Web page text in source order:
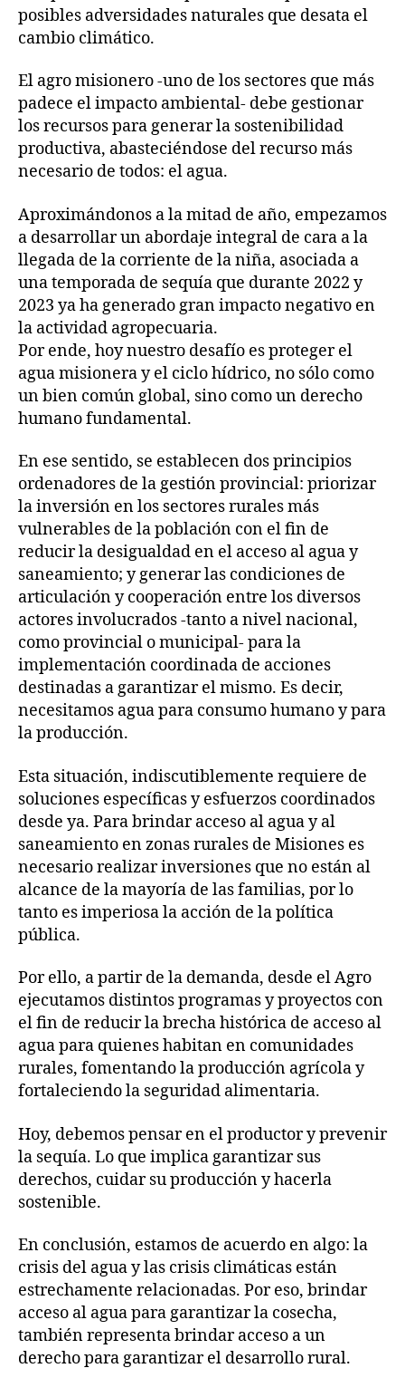
posibles adversidades naturales que desata el
cambio climático.
El agro misionero -uno de los sectores que más
padece el impacto ambiental- debe gestionar
los recursos para generar la sostenibilidad
productiva, abasteciéndose del recurso más
necesario de todos: el agua.
Aproximándonos a la mitad de año, empezamos
a desarrollar un abordaje integral de cara a la
llegada de la corriente de la niña, asociada a
una temporada de sequía que durante 2022 y
2023 ya ha generado gran impacto negativo en
la actividad agropecuaria.
Por ende, hoy nuestro desafío es proteger el
agua misionera y el ciclo hídrico, no sólo como
un bien común global, sino como un derecho
humano fundamental.
En ese sentido, se establecen dos principios
ordenadores de la gestión provincial: priorizar
la inversión en los sectores rurales más
vulnerables de la población con el fin de
reducir la desigualdad en el acceso al agua y
saneamiento; y generar las condiciones de
articulación y cooperación entre los diversos
actores involucrados -tanto a nivel nacional,
como provincial o municipal- para la
implementación coordinada de acciones
destinadas a garantizar el mismo. Es decir,
necesitamos agua para consumo humano y para
la producción.
Esta situación, indiscutiblemente requiere de
soluciones específicas y esfuerzos coordinados
desde ya. Para brindar acceso al agua y al
saneamiento en zonas rurales de Misiones es
necesario realizar inversiones que no están al
alcance de la mayoría de las familias, por lo
tanto es imperiosa la acción de la política
pública.
Por ello, a partir de la demanda, desde el Agro
ejecutamos distintos programas y proyectos con
el fin de reducir la brecha histórica de acceso al
agua para quienes habitan en comunidades
rurales, fomentando la producción agrícola y
fortaleciendo la seguridad alimentaria.
Hoy, debemos pensar en el productor y prevenir
la sequía. Lo que implica garantizar sus
derechos, cuidar su producción y hacerla
sostenible.
En conclusión, estamos de acuerdo en algo: la
crisis del agua y las crisis climáticas están
estrechamente relacionadas. Por eso, brindar
acceso al agua para garantizar la cosecha,
también representa brindar acceso a un
derecho para garantizar el desarrollo rural.